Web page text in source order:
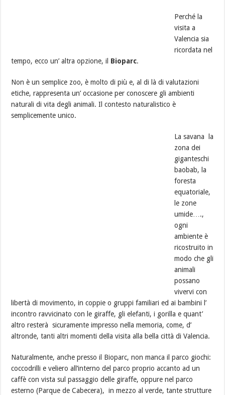
Perché la
visita a
Valencia sia
ricordata nel
tempo, ecco un’ altra opzione, il Bioparc.
Non è un semplice zoo, è molto di più e, al di là di valutazioni
etiche, rappresenta un’ occasione per conoscere gli ambienti
naturali di vita degli animali. Il contesto naturalistico è
semplicemente unico.
La savana la
zona dei
giganteschi
baobab, la
foresta
equatoriale,
le zone
umide….,
ogni
ambiente è
ricostruito in
modo che gli
animali
possano
vivervi con
libertà di movimento, in coppie o gruppi familiari ed ai bambini l’
incontro ravvicinato con le giraffe, gli elefanti, i gorilla e quant’
altro resterà sicuramente impresso nella memoria, come, d’
altronde, tanti altri momenti della visita alla bella città di Valencia.
Naturalmente, anche presso il Bioparc, non manca il parco giochi:
coccodrilli e veliero all’interno del parco proprio accanto ad un
caffè con vista sul passaggio delle giraffe, oppure nel parco
esterno (Parque de Cabecera), in mezzo al verde, tante strutture